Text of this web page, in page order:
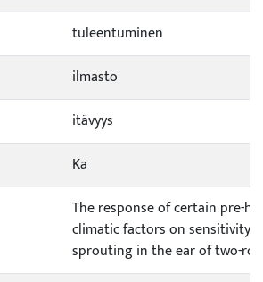
tuleentuminen
ilmasto
itävyys
Ka
The response of certain pre-
climatic factors on sensitivity
sprouting in the ear of two-